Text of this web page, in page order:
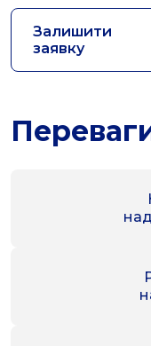
Залишити
заявку